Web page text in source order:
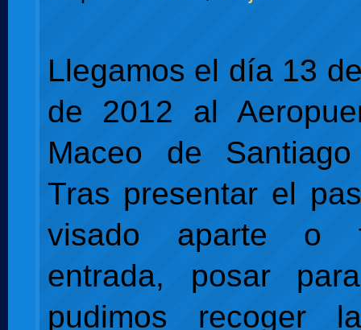
Llegamos el día 13
de 2012 al
Maceo de
Tras presentar el
visado aparte o
entrada, posar
pudimos recoger